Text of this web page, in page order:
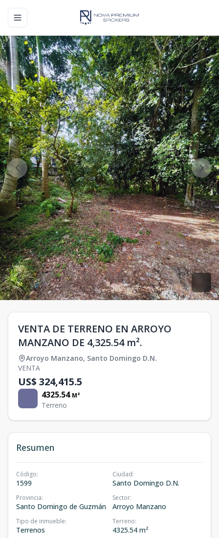
Toggle navigation menu
VENTA DE TERRENO EN ARROYO
MANZANO DE 4,325.54 m².
Arroyo Manzano, Santo Domingo D.N.
VENTA
US$ 324,415.5
4325.54 M²
Terreno
Resumen
Código:
1599
Ciudad:
Santo Domingo D.N.
Provincia:
Santo Domingo de Guzmán
Sector:
Arroyo Manzano
Tipo de inmueble:
Terrenos
Terreno:
4325.54 m²